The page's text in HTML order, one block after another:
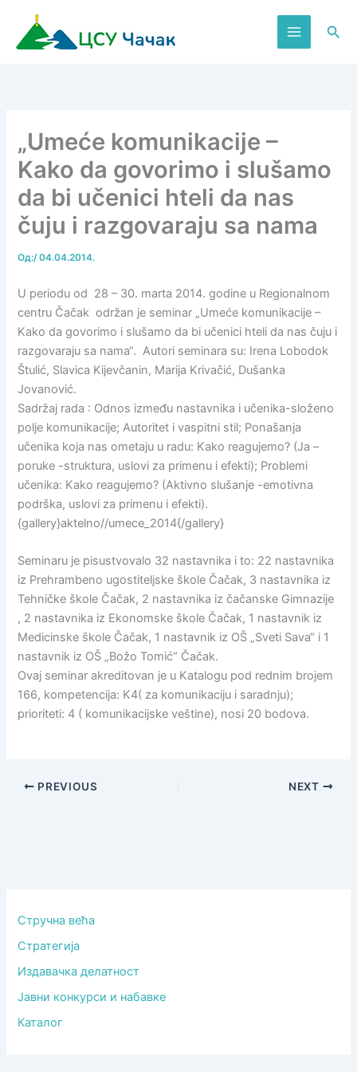
садржај
„Umeće komunikacije –
Kako da govorimo i slušamo
da bi učenici hteli da nas
čuju i razgovaraju sa nama
Од:/04.04.2014.
U periodu od 28 – 30. marta 2014. godine u Regionalnom
centru Čačak održan je seminar „Umeće komunikacije –
Kako da govorimo i slušamo da bi učenici hteli da nas čuju i
razgovaraju sa nama“. Autori seminara su: Irena Lobodok
Štulić, Slavica Kijevčanin, Marija Krivačić, Dušanka
Jovanović.
Sadržaj rada : Odnos između nastavnika i učenika-složeno
polje komunikacije; Autoritet i vaspitni stil; Ponašanja
učenika koja nas ometaju u radu: Kako reagujemo? (Ja –
poruke -struktura, uslovi za primenu i efekti); Problemi
učenika: Kako reagujemo? (Aktivno slušanje -emotivna
podrška, uslovi za primenu i efekti).
{gallery}aktelno//umece_2014{/gallery}
Seminaru je pisustvovalo 32 nastavnika i to: 22 nastavnika
iz Prehrambeno ugostiteljske škole Čačak, 3 nastavnika iz
Tehničke škole Čačak, 2 nastavnika iz čačanske Gimnazije
, 2 nastavnika iz Ekonomske škole Čačak, 1 nastavnik iz
Medicinske škole Čačak, 1 nastavnik iz OŠ „Sveti Sava“ i 1
nastavnik iz OŠ „Božo Tomić“ Čačak.
Ovaj seminar akreditovan je u Katalogu pod rednim brojem
166, kompetencija: K4( za komunikaciju i saradnju);
prioriteti: 4 ( komunikacijske veštine), nosi 20 bodova.
PREVIOUS NEXT
Стручна већа
Стратегија
Издавачка делатност
Јавни конкурси и набавке
Каталог